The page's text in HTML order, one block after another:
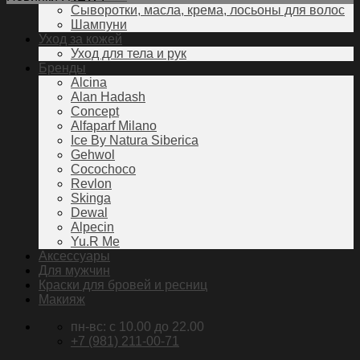
Сыворотки, масла, крема, лосьоны для волос
Шампуни
Уход за кожей
Уход для тела и рук
Бренды
Alcina
Alan Hadash
Concept
Alfaparf Milano
Ice By Natura Siberica
Gehwol
Cocochoco
Revlon
Skinga
Dewal
Alpecin
Yu.R Me
Аксессуары
Для мужчин
Краски для бровей и ресниц
Макияж
пн-вс: c 10.00 до 22.00
+7 (981) 211-00-71